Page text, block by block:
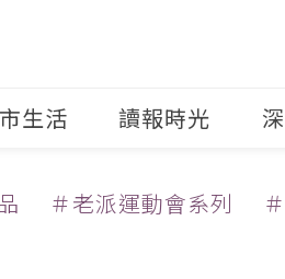
生活 讀報時光
＃老派運動會系列